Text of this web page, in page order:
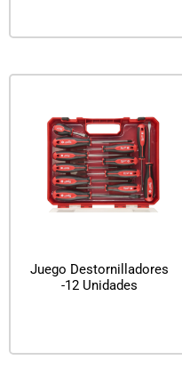
Juego Destornilladores
-12 Unidades